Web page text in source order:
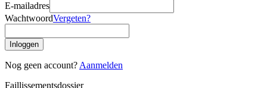
E-mailadres
WachtwoordVergeten?
Inloggen
Nog geen account? Aanmelden
Faillissementsdossier